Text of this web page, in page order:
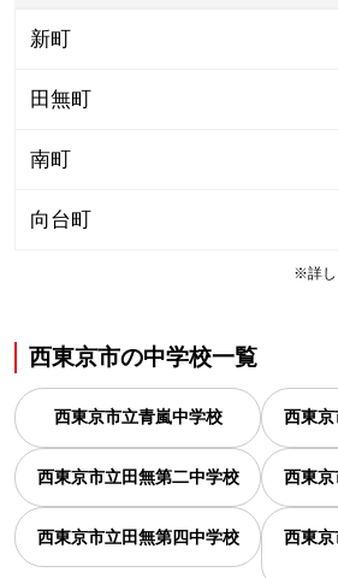
新町
田無町
南町
向台町
※詳し
西東京市の中学校一覧
西東京市立青嵐中学校 西東
西東京市立田無第二中学校 西東
西東京市立田無第四中学校
西東